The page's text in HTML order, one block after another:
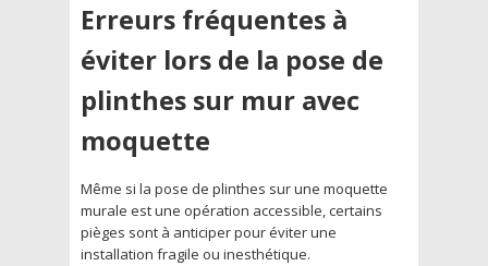
Erreurs fréquentes à
éviter lors de la pose de
plinthes sur mur avec
moquette
Même si la pose de plinthes sur une moquette
murale est une opération accessible, certains
pièges sont à anticiper pour éviter une
installation fragile ou inesthétique.